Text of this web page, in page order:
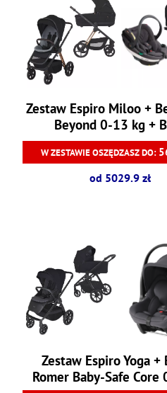
Zestaw Espiro Miloo +
Beyond 0-13 kg +
W ZESTAWIE OSZĘDZASZ DO:
od 5029.9 zł
Zestaw Espiro Yoga +
Romer Baby-Safe Core